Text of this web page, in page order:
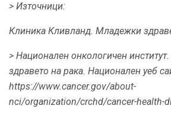
> Източници:
Клиника Кливланд. Младежки
> Национален онкологичен институт.
здравето на рака. Национален уеб
https://www.cancer.gov/about-
nci/organization/crchd/cancer-health-